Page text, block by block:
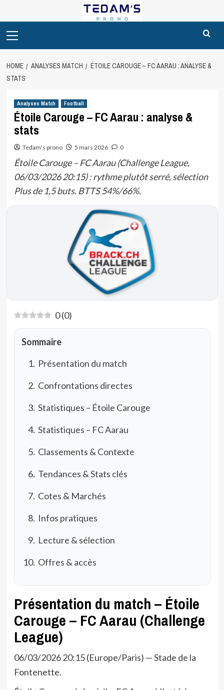
Menu
HOME ANALYSES MATCH
ÉTOILE CAROUGE – FC AARAU : ANALYSE &
STATS
Analyses Match Football
Étoile Carouge – FC Aarau : analyse &
stats
Tedam's prono 5 mars 2026 0
Étoile Carouge – FC Aarau (Challenge League,
06/03/2026 20:15) : rythme plutôt serré, sélection
Plus de 1,5 buts. BTTS 54%/66%.
0(0)
Sommaire
Présentation du match
Confrontations directes
Statistiques – Étoile Carouge
Statistiques – FC Aarau
Classements & Contexte
Tendances & Stats clés
Cotes & Marchés
Infos pratiques
Lecture & sélection
Offres & accès
Présentation du match – Étoile
Carouge – FC Aarau (Challenge
League)
06/03/2026 20:15 (Europe/Paris) — Stade de la
Fontenette.